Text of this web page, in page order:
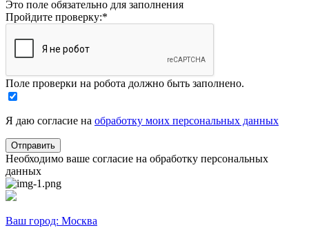
Это поле обязательно для заполнения
Пройдите проверку:*
Поле проверки на робота должно быть заполнено.
Я даю согласие на обработку моих персональных данных
Необходимо ваше согласие на обработку персональных
данных
Ваш город: Москва